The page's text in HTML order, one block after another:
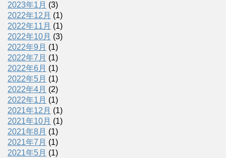
2023年1月 (3)
2022年12月 (1)
2022年11月 (1)
2022年10月 (3)
2022年9月 (1)
2022年7月 (1)
2022年6月 (1)
2022年5月 (1)
2022年4月 (2)
2022年1月 (1)
2021年12月 (1)
2021年10月 (1)
2021年8月 (1)
2021年7月 (1)
2021年5月 (1)